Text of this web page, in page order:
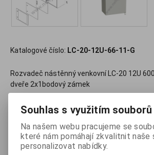
Katalogové číslo: LC-20-12U-66-11-G
Rozvadeč nástěnný venkovní LC-20 12U
dveře 2x1bodový zámek
9 792,53 Kč (bez DPH:8


ks
Souhlas s využitím
Na našem webu pracujeme se
které nám pomáhají zkvalitnit naše
personalizovat nabídky.